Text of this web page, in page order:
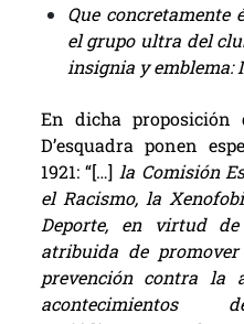
Que concretamente
el grupo ultra del
insignia y emblema:
En dicha
D’esquadra ponen
1921: “[…] la Comisión
el Racismo, la
Deporte, en virtud
atribuida de
prevención contra la
acontecimientos